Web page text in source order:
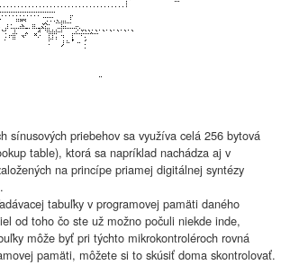
sínusových priebehov sa využíva celá 256 bytová
table), ktorá sa napríklad nachádza aj v
na princípe priamej digitálnej syntézy
tabuľky v programovej pamäti daného
od toho čo ste už možno počuli niekde inde,
môže byť pri týchto mikrokontroléroch rovná
pamäti, môžete si to skúsiť doma skontrolovať.